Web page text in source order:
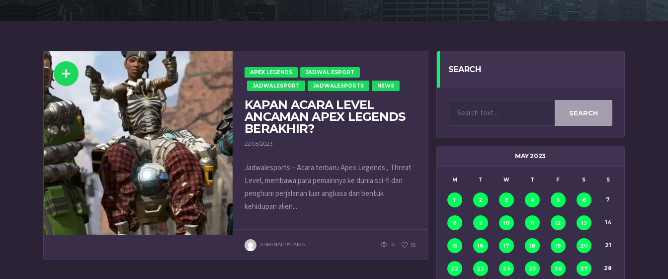
APEX LEGENDS JADWAL ESPORT
JADWALESPORT JADWALESPORTS NEWS
KAPAN ACARA LEVEL
ANCAMAN APEX LEGENDS
BERAKHIR?
22/05/2023
Jadwalesports – Acara terbaru Apex Legends , Threat
Level, membawa para pemainnya ke dunia sci-fi dari
penghuni perjalanan luar angkasa dan bentuk
kehidupan alien...
ARKANAPRATAMA 4 18
SEARCH
SEARCH
MAY 2023
M T W T F S S
1 2 3 4 5 6 7
8 9 10 11 12 13 14
15 16 17 18 19 20 21
22 23 24 25 26 27 28